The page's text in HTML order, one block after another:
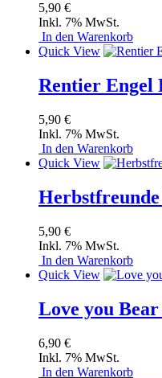
5,90 €
Inkl. 7% MwSt.
In den Warenkorb
Quick View
Rentier Engel
5,90 €
Inkl. 7% MwSt.
In den Warenkorb
Quick View
5,90 €
Inkl. 7% MwSt.
In den Warenkorb
Quick View
Love you
6,90 €
Inkl. 7% MwSt.
In den Warenkorb